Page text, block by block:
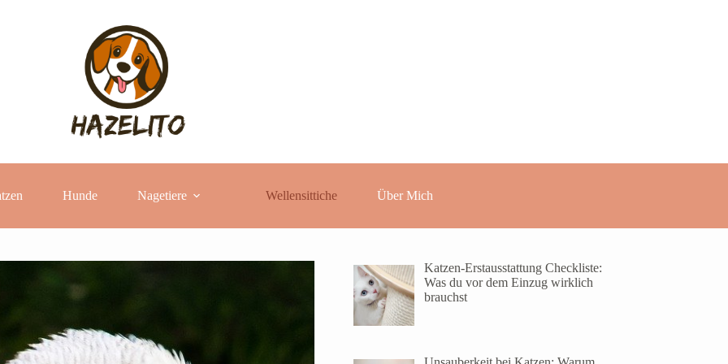
Hunde Nagetiere Wellensittiche Über Mich
Katzen-Erstausstattung Checkliste:
Was du vor dem Einzug wirklich
brauchst